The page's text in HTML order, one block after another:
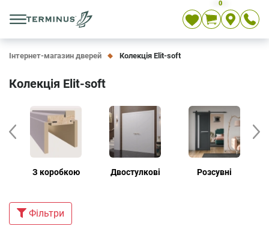
0
Інтернет-магазин дверей Колекція Elit-soft
Колекція Elit-soft
З коробкою Двостулкові Розсувні
Фiльтри